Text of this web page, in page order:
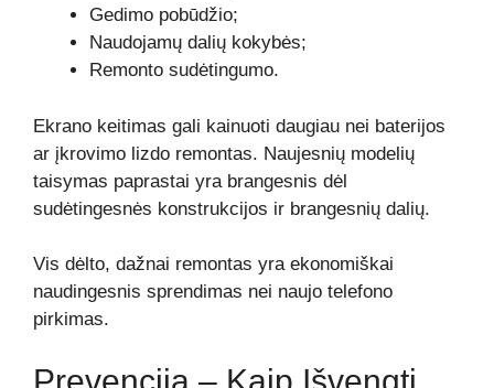
Gedimo pobūdžio;
Naudojamų dalių kokybės;
Remonto sudėtingumo.
Ekrano keitimas gali kainuoti daugiau nei baterijos
ar įkrovimo lizdo remontas. Naujesnių modelių
taisymas paprastai yra brangesnis dėl
sudėtingesnės konstrukcijos ir brangesnių dalių.
Vis dėlto, dažnai remontas yra ekonomiškai
naudingesnis sprendimas nei naujo telefono
pirkimas.
Prevencija – Kaip Išvengti